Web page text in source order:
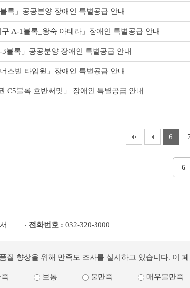
블록」공공분양 장애인 특별공급 안내
구 A-1블록_왕숙 아테라」장애인 특별공급 안내
3블록」공공분양 장애인 특별공급 안내
스빌 타임원」장애인 특별공급 안내
C5블록 호반써밋」 장애인 특별공급 안내
6 7
전화번호 : 032-320-3000
질 향상을 위해 만족도 조사를 실시하고 있습니다. 이
족 보통 불만족 매우불만족